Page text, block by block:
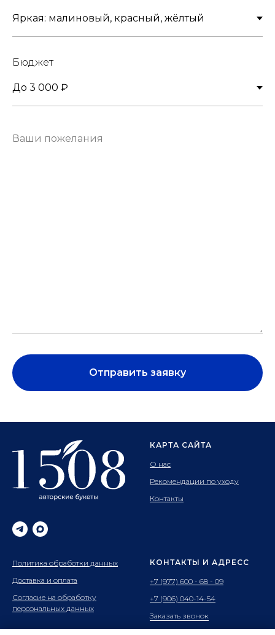
Бюджет
Отправить заявку
КАРТА САЙТА
О нас
Рекомендации по уходу
Контакты
Политика обработки данных
Доставка и оплата
Согласие на обработку
персональных данных
КОНТАКТЫ И АДРЕСС
+7 (977) 600 - 68 - 09
+7 (906) 040-14-54
Заказать звонок